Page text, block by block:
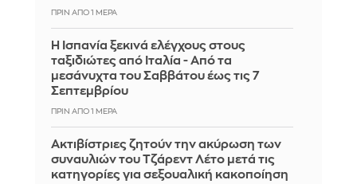
ΠΡΙΝ ΑΠΌ 1 ΜΈΡΑ
Η Ισπανία ξεκινά ελέγχους στους
ταξιδιώτες από Ιταλία - Από τα
μεσάνυχτα του Σαββάτου έως τις 7
Σεπτεμβρίου
ΠΡΙΝ ΑΠΌ 1 ΜΈΡΑ
Ακτιβίστριες ζητούν την ακύρωση των
συναυλιών του Τζάρεντ Λέτο μετά τις
κατηγορίες για σεξουαλική κακοποίηση